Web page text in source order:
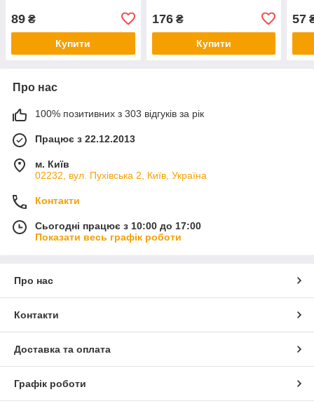
89 ₴
Купити
176₴
Купити
57
Про нас
100% позитивних з 303 відгуків за рік
Працює з 22.12.2013
м. Київ
02232, вул. Пухівська 2, Київ, Україна
Контакти
Сьогодні працює з 10:00 до 17:00
Показати весь графік роботи
Про нас
Контакти
Доставка та оплата
Графік роботи